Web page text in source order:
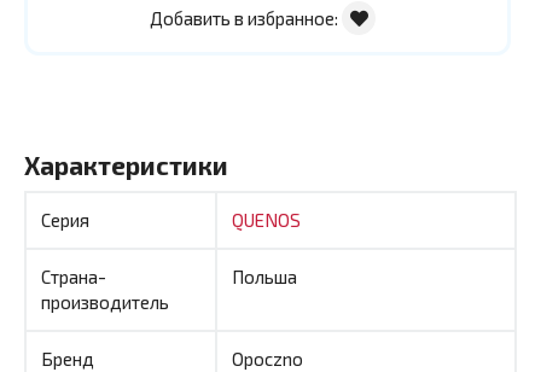
Добавить в избранное:
Характеристики
Серия QUENOS
Страна-
производитель
Польша
Бренд Opoczno